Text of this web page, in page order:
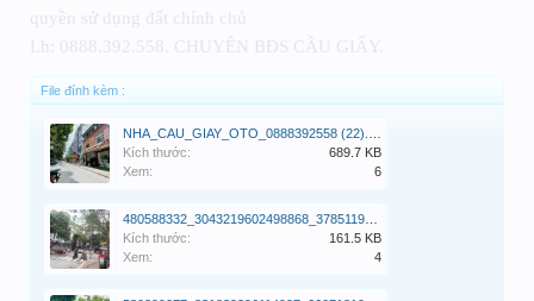
quyền sử dụng đất chính chủ
Lh: 0888.392.558. CHUYÊN BĐS CẦU GIẤY.
File đính kèm :
Kích thước:
689.7 KB
Xem:
6
Kích thước:
161.5 KB
Xem:
4